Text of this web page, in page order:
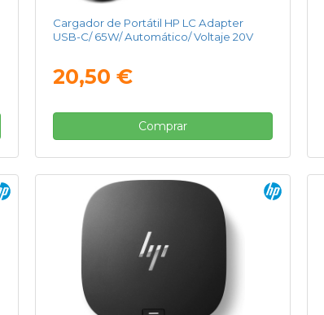
Cargador de Portátil HP LC Adapter
USB-C/ 65W/ Automático/ Voltaje 20V
20,50 €
Comprar